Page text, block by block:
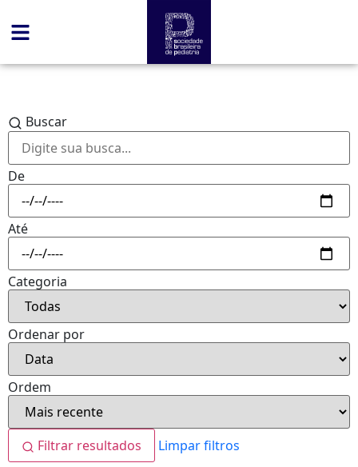
Buscar
De
Até
Categoria
Ordenar por
Ordem
Filtrar resultados Limpar filtros